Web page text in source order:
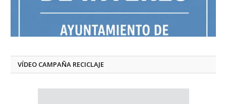
VÍDEO CAMPAÑA RECICLAJE